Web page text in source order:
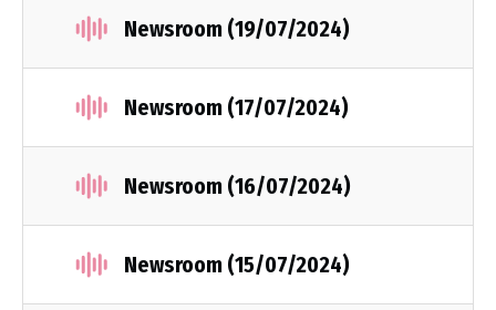
Newsroom (19/07/2024)
Newsroom (17/07/2024)
Newsroom (16/07/2024)
Newsroom (15/07/2024)